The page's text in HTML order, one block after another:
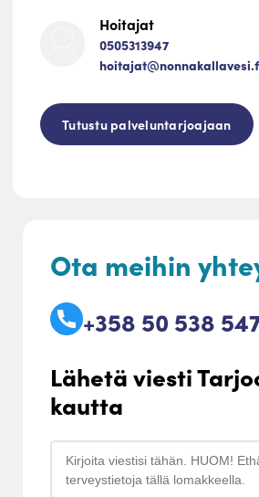
Hoitajat
0505313947
Tutustu palveluntarjoajaan
Ota meihin
+358 50 538
Lähetä viesti
kautta